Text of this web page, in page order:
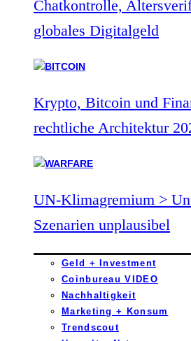
Chatkontrolle,
globales Digitalgeld
Krypto, Bitcoin und
rechtliche Architektur
UN-Klimagremium >
Szenarien unplausibel
Geld + Investment
Coinbureau VIDEO
Nachhaltigkeit
Marketing + Konsum
Trendscout